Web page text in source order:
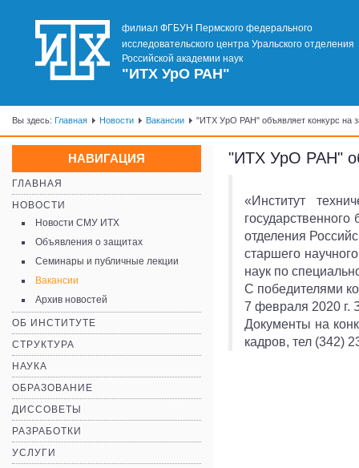
филиал ФГБУН Пермского федерального
исследовательского центра Уральского отделения
Российской академии наук
"ИТХ УрО РАН"
Вы здесь: Главная Новости Вакансии "ИТХ УрО РАН" объявляет конкурс на
НАВИГАЦИЯ
ГЛАВНАЯ
НОВОСТИ
Новости СМУ ИТХ
Объявления о защитах
Семинары и публичные лекции
Вакансии
Архив новостей
ОБ ИНСТИТУТЕ
СТРУКТУРА
НАУКА
ОБРАЗОВАНИЕ
ДИССОВЕТЫ
РАЗРАБОТКИ
УСЛУГИ
"ИТХ УрО РАН"
«Институт
отделения
старшего
наук по
C победителями
7 февраля 2020 г.
Документы на
кадров, тел (342)